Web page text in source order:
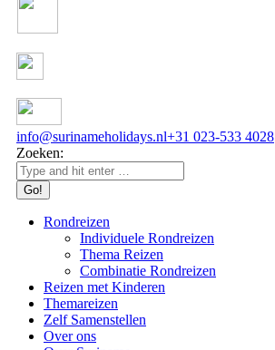
info@surinameholidays.nl+31 023-533 4028
Zoeken:
Rondreizen
Individuele Rondreizen
Thema Reizen
Combinatie Rondreizen
Reizen met Kinderen
Themareizen
Zelf Samenstellen
Over ons